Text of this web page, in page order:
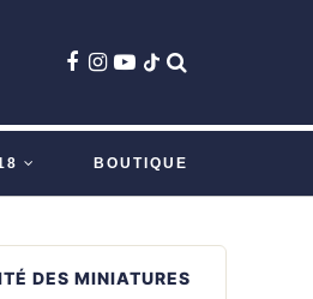
BOUTIQUE
DES MINIATURES